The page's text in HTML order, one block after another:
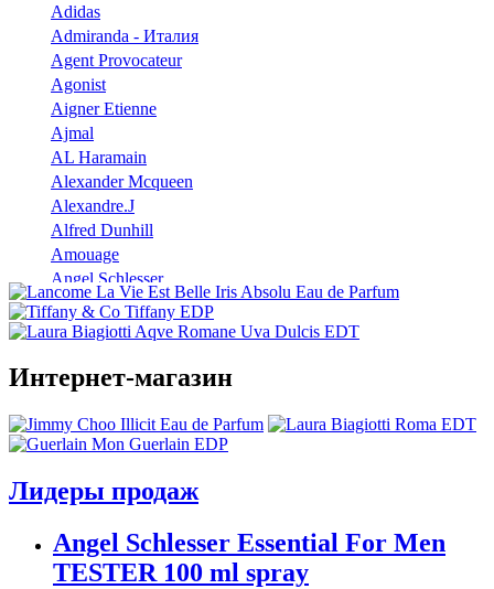
Adidas
Admiranda - Италия
Agent Provocateur
Agonist
Aigner Etienne
Ajmal
AL Haramain
Alexander Mcqueen
Alexandre.J
Alfred Dunhill
Amouage
Angel Schlesser
Anna Sui
Annayake
Antonio Banderas
Armaf
Armand Basi
Azzaro
Baldinini
Banana Republic
Интернет-магазин
Лидеры продаж
Angel Schlesser Essential For Men
TESTER 100 ml spray